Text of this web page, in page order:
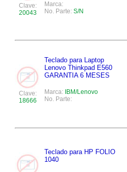
Clave:
20043
Marca:
No. Parte: S/N
Clave:
18666
Teclado para Laptop
Lenovo Thinkpad E560
GARANTIA 6 MESES
Marca: IBM/Lenovo
No. Parte:
Teclado para HP FOLIO
1040